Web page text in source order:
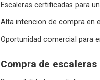
Escaleras certificadas para
Alta intencion de compra en
Oportunidad comercial para
Compra de